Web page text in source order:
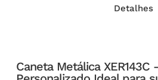
Detalhes
Caneta Metálica XER143C